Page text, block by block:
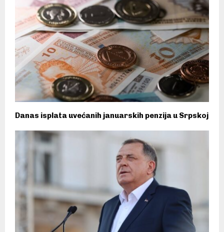
Danas isplata uvećanih januarskih penzija u Srpskoj